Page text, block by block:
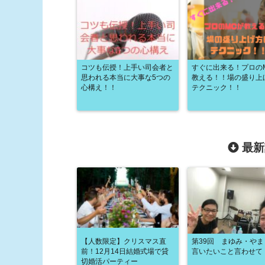
コツも伝授！上手い司会者と
思われる本当に大事な5つの
心構え！！
すぐに出来る！プロの
教える！！場の盛り上
テクニック！！
最
【人数限定】クリスマス直
前！12月14日結婚式場で貸
切婚活パーティー
第39回 まゆみ・やま
言いたいこと言わせて